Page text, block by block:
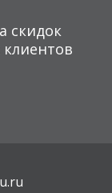
скидок